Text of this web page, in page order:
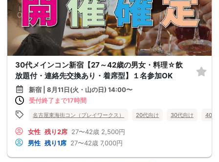
30代メインコン新宿【27～42歳の男女・料理☆飲
放題付・連絡先交換あり・着席型】１名参加OK
新宿 | 8月11日(火・山の日) 14:00〜
受付終了まで17時間
名古屋東海街コン（プレイワークス） 20代向け 30代向け 40代
女性 残り2席 27〜42歳 2,500円
男性 残り1席 27〜42歳 7,000円